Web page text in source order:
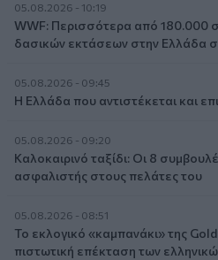
05.08.2026 - 10:19
WWF: Περισσότερα από 180.000
δασικών εκτάσεων στην Ελλάδα
05.08.2026 - 09:45
Η Ελλάδα που αντιστέκεται και
05.08.2026 - 09:20
Καλοκαιρινό ταξίδι: Οι 8
ασφαλιστής στους πελάτες του
05.08.2026 - 08:51
Το εκλογικό «καμπανάκι» της
πιστωτική επέκταση των